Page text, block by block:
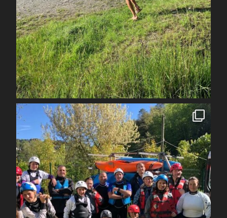
Juil 7
spcoccanoekayakduloup